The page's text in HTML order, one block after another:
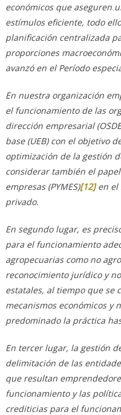
económicos que aseguren
estímulos eficiente, todo
planificación centralizada
proporciones
avanzó en el Período
En nuestra organización
el funcionamiento de las
dirección empresarial
base (UEB) con el objetivo
optimización de la gestión
considerar también el
empresas (PYMES)[12]en el
privado.
En segundo lugar, es
para el funcionamiento
agropecuarias como no
reconocimiento jurídico y
estatales, al tiempo que se
mecanismos económicos y
predominado la práctica
En tercer lugar, la gestión
delimitación de las
que resultan
funcionamiento y las
crediticias para el